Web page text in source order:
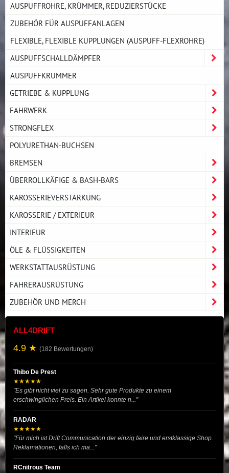
AUSPUFFROHRE, KRÜMMER, REDUZIERSTÜCKE
ZUBEHÖR FÜR AUSPUFFANLAGEN
FLEXIBLE, FLEXIBLE KUPPLUNGEN (AUSPUFF-FLEXROHRE)
AUSPUFFSCHALLDÄMPFER
AUSPUFFKRÜMMER
GETRIEBE & KUPPLUNG
FAHRWERK
STRONGFLEX
POLYURETHAN-BUCHSEN
BREMSEN
ÜBERROLLKÄFIGE & BASH-BARS
KAROSSERIEVERSTÄRKUNG
KAROSSERIE / EXTERIEUR
INTERIEUR
ÖLE & FLÜSSIGKEITEN
WERKSTATTAUSRÜSTUNG
FAHRERAUSRÜSTUNG
ZUBEHÖR UND MERCH
ALL4DRIFT
4.9 ★ (182 Bewertungen)
Thibo De Prest
★★★★★
"Es gibt nicht viel zu sagen. Sehr gute Produkte zu einem
erschwinglichen Preis. Ein Artikel konnte n..."
RADAR
★★★★★
"Für mich ist Drift Communication der einzig faire und erstklassige Shop.
Reklamationen, falls ich ma..."
RCnitrous Team